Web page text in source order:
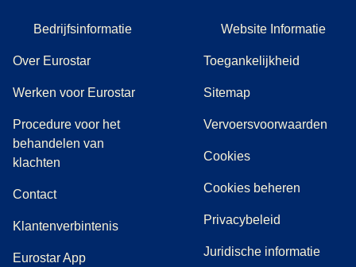
Bedrijfsinformatie
Over Eurostar
Werken voor Eurostar
Procedure voor het
behandelen van
klachten
Contact
Klantenverbintenis
Eurostar App
Website Informatie
Toegankelijkheid
Sitemap
Vervoersvoorwaarden
Cookies
Cookies beheren
Privacybeleid
Juridische informatie